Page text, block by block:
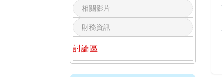
相關影片
財務資訊
討論區